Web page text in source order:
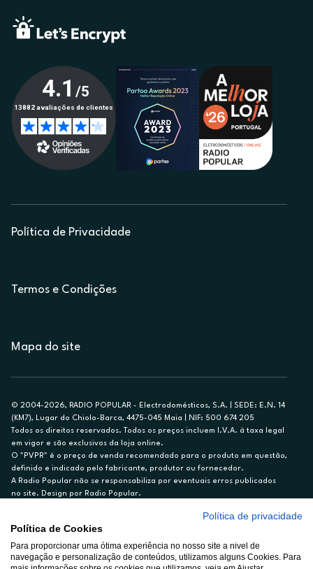
Política de Privacidade
Termos e Condições
Mapa do site
© 2004-2026, RADIO POPULAR - Electrodomésticos, S.A. | SEDE: E.N. 14
(KM7), Lugar do Chiolo-Barca, 4475-045 Maia | NIF: 500 674 205
Todos os direitos reservados. Todos os preços incluem I.V.A. à taxa legal
em vigor e são exclusivos da loja online.
O "PVPR" é o preço de venda recomendado para o produto em questão,
definido e indicado pelo fabricante, produtor ou fornecedor.
A Radio Popular não se responsabiliza por eventuais erros publicados
no site. Design por Radio Popular.
Ex. para limite de crédito de €1.500, reembolsado em 12 meses, TAN
14,79%.
Crédito sujeito a aprovação pelo Cetelem, marca BNP Paribas Personal
Política de privacidade
Política de Cookies
Para proporcionar uma ótima experiência no nosso site a nivel de
navegação e personalização de conteúdos, utilizamos alguns Cookies. Para